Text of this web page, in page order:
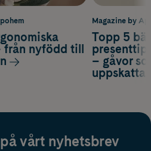
Magazine by
Topp 5
– gåvor
från nyfödd till
vårt nyhetsbrev